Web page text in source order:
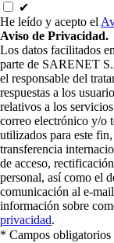
✔
He leído y acepto el
Aviso de Privacidad.
Los datos facilitados
parte de SARENET
el responsable del
respuestas a los
relativos a los
correo electrónico y/o
utilizados para este
transferencia
de acceso,
personal, así como el
comunicación al e-
información sobre
privacidad.
* Campos obligatorios